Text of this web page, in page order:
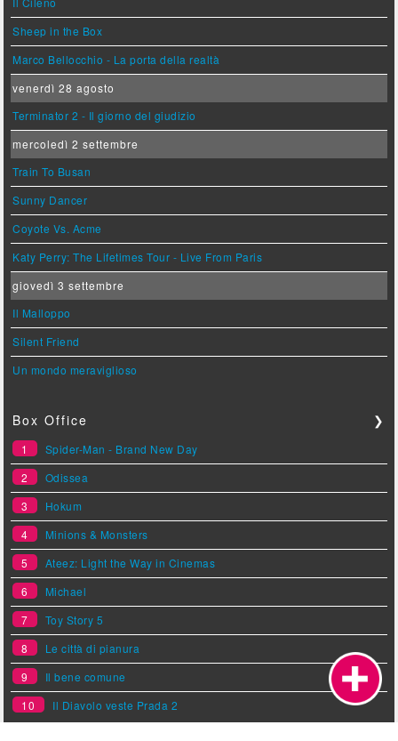
Sheep in the Box
Marco Bellocchio - La porta della realtà
venerdì 28 agosto
Terminator 2 - Il giorno del giudizio
mercoledì 2 settembre
Train To Busan
Sunny Dancer
Coyote Vs. Acme
Katy Perry: The Lifetimes Tour - Live From Paris
giovedì 3 settembre
Il Malloppo
Silent Friend
Un mondo meraviglioso
Box Office ❯
1
Spider-Man - Brand New Day
2
Odissea
3
Hokum
4
Minions & Monsters
5
Ateez: Light the Way in Cinemas
6
Michael
7
Toy Story 5
8
Le città di pianura
9
Il bene comune
10
Il Diavolo veste Prada 2